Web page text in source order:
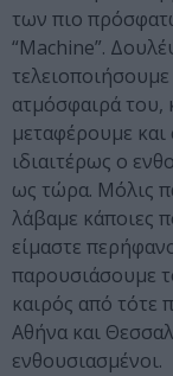
των πιο
“Machine”.
ατμόσφαιρά του,
μεταφέρουμε
ιδιαιτέρως ο
ως τώρα. Μόλις
λάβαμε κάποιες
είμαστε
παρουσιάσουμε
καιρός από τότε
Αθήνα και
ενθουσιασμένοι.